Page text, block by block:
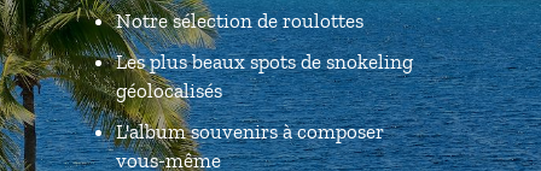
Notre sélection de roulottes
Les plus beaux spots de snokeling
géolocalisés
L'album souvenirs à composer
vous-même